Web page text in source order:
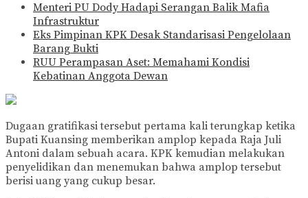
Menteri PU Dody Hadapi Serangan Balik Mafia
Infrastruktur
Eks Pimpinan KPK Desak Standarisasi Pengelolaan
Barang Bukti
RUU Perampasan Aset: Memahami Kondisi
Kebatinan Anggota Dewan
Dugaan gratifikasi tersebut pertama kali terungkap ketika
Bupati Kuansing memberikan amplop kepada Raja Juli
Antoni dalam sebuah acara. KPK kemudian melakukan
penyelidikan dan menemukan bahwa amplop tersebut
berisi uang yang cukup besar.